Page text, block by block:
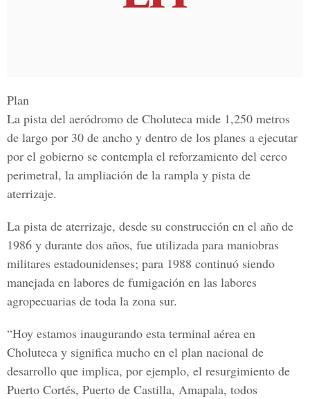
Plan
La pista del aeródromo de Choluteca mide 1,250 metros
de largo por 30 de ancho y dentro de los planes a ejecutar
por el gobierno se contempla el reforzamiento del cerco
perimetral, la ampliación de la rampla y pista de
aterrizaje.
La pista de aterrizaje, desde su construcción en el año de
1986 y durante dos años, fue utilizada para maniobras
militares estadounidenses; para 1988 continuó siendo
manejada en labores de fumigación en las labores
agropecuarias de toda la zona sur.
“Hoy estamos inaugurando esta terminal aérea en
Choluteca y significa mucho en el plan nacional de
desarrollo que implica, por ejemplo, el resurgimiento de
Puerto Cortés, Puerto de Castilla, Amapala, todos